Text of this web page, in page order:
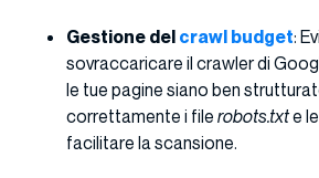
Gestione del crawl budget:
sovraccaricare il crawler di
le tue pagine siano ben
correttamente i file robots.txte le
facilitare la scansione.